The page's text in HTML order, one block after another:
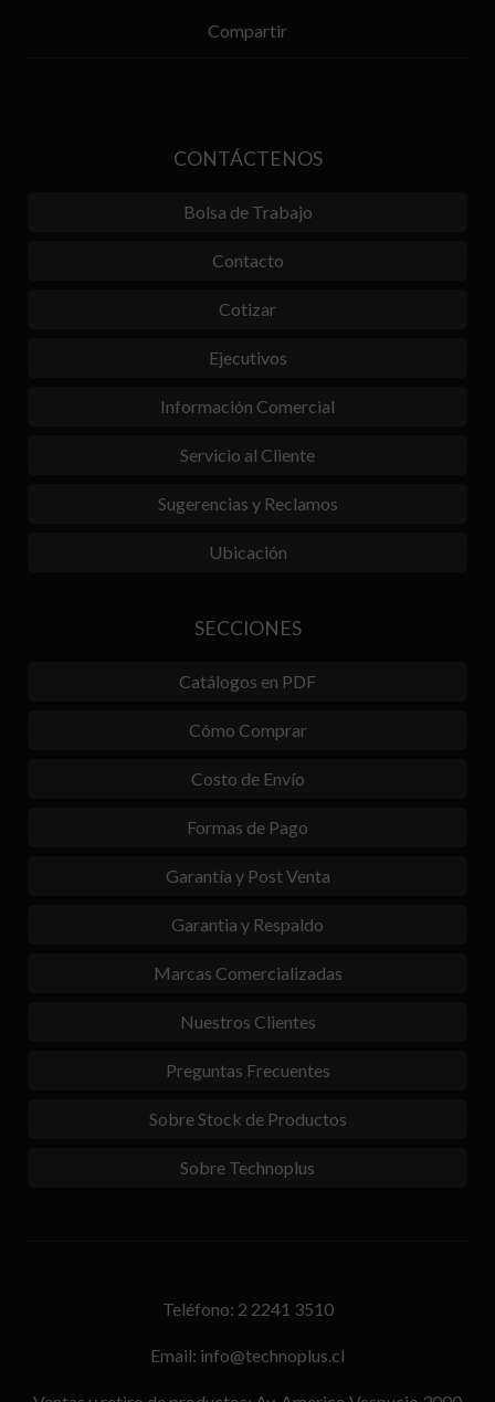
Compartir
CONTÁCTENOS
Bolsa de Trabajo
Contacto
Cotizar
Ejecutivos
Información Comercial
Servicio al Cliente
Sugerencias y Reclamos
Ubicación
SECCIONES
Catálogos en PDF
Cómo Comprar
Costo de Envío
Formas de Pago
Garantía y Post Venta
Garantia y Respaldo
Marcas Comercializadas
Nuestros Clientes
Preguntas Frecuentes
Sobre Stock de Productos
Sobre Technoplus
Teléfono: 2 2241 3510
Email: info@technoplus.cl